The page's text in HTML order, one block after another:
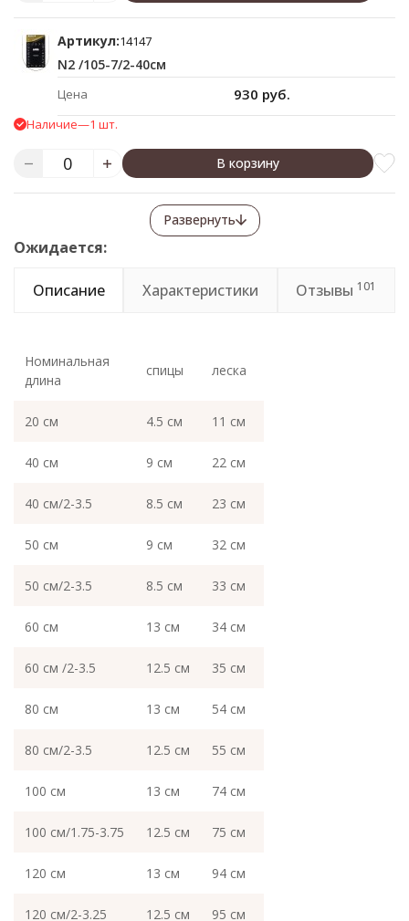
Артикул:14147
N2 /105-7/2-40см
Цена 930 руб.
Наличие—1 шт.
В корзину
Развернуть
Ожидается:
Описание Характеристики Отзывы 101
Номинальная
длина
спицы леска
20 см 4.5 см 11 см
40 см 9 см 22 см
40 см/2-3.5 8.5 см 23 см
50 см 9 см 32 см
50 см/2-3.5 8.5 см 33 см
60 см 13 см 34 см
60 см /2-3.5 12.5 см 35 см
80 см 13 см 54 см
80 см/2-3.5 12.5 см 55 см
100 см 13 см 74 см
100 см/1.75-3.75 12.5 см 75 см
120 см 13 см 94 см
120 см/2-3.25 12.5 см 95 см